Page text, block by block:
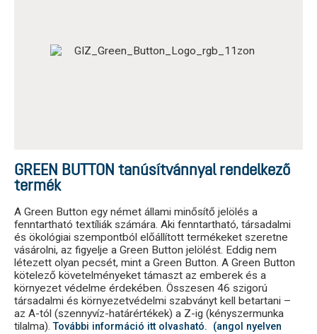
GREEN BUTTON tanúsítvánnyal rendelkező
termék
A Green Button egy német állami minősítő jelölés a
fenntartható textíliák számára. Aki fenntartható, társadalmi
és ökológiai szempontból előállított termékeket szeretne
vásárolni, az figyelje a Green Button jelölést. Eddig nem
létezett olyan pecsét, mint a Green Button. A Green Button
kötelező követelményeket támaszt az emberek és a
környezet védelme érdekében. Összesen 46 szigorú
társadalmi és környezetvédelmi szabványt kell betartani –
az A-tól (szennyvíz-határértékek) a Z-ig (kényszermunka
tilalma).További információ itt olvasható. (angol nyelven